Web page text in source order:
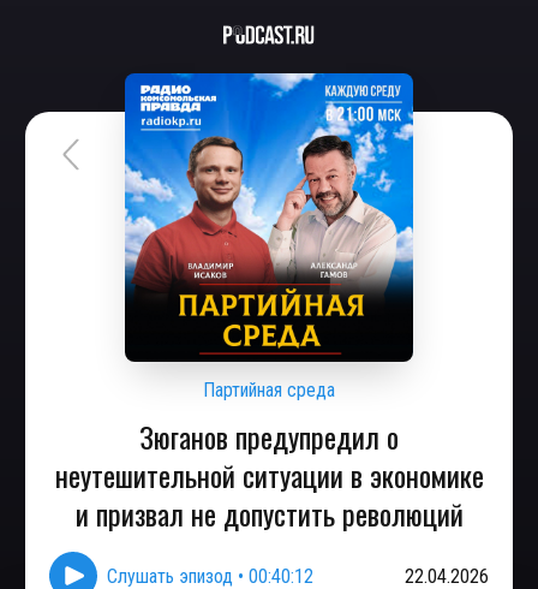
Партийная среда
Зюганов предупредил о
неутешительной ситуации в экономике
и призвал не допустить революций
Слушать эпизод • 00:40:12 22.04.2026